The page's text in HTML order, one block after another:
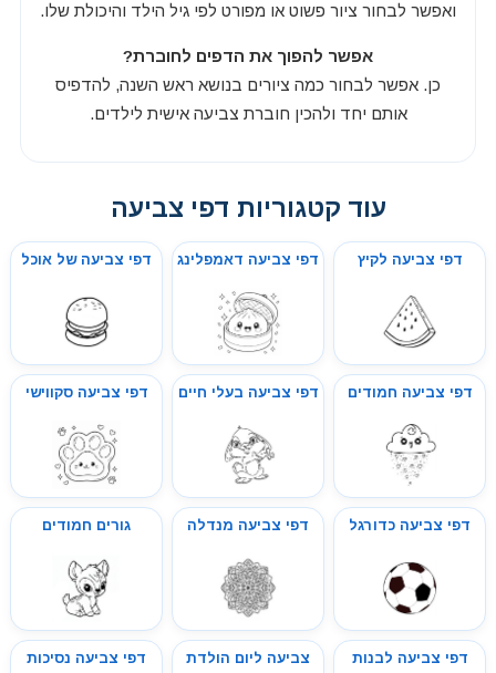
ואפשר לבחור ציור פשוט או מפורט לפי גיל הילד והיכולת שלו.
אפשר להפוך את הדפים לחוברת?
כן. אפשר לבחור כמה ציורים בנושא ראש השנה, להדפיס
אותם יחד ולהכין חוברת צביעה אישית לילדים.
עוד קטגוריות דפי צביעה
דפי צביעה לקיץ דפי צביעה דאמפלינג דפי צביעה של אוכל
דפי צביעה חמודים דפי צביעה בעלי חיים דפי צביעה סקווישי
דפי צביעה כדורגל דפי צביעה מנדלה גורים חמודים
דפי צביעה לבנות צביעה ליום הולדת דפי צביעה נסיכות